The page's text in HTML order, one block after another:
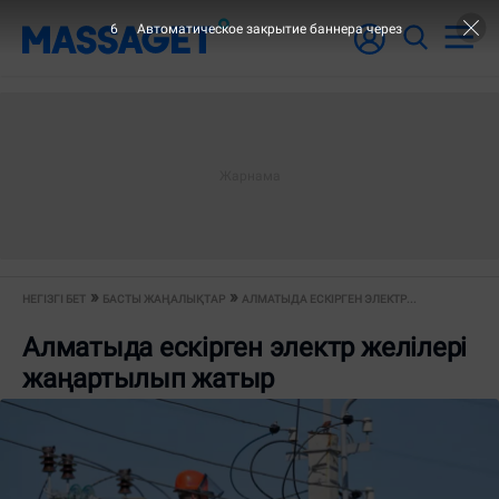
НЕГІЗГІ БЕТ БАСТЫ ЖАҢАЛЫҚТАР АЛМАТЫДА ЕСКІРГЕН ЭЛЕКТР...
Алматыда ескірген электр желілері
жаңартылып жатыр
6 Автоматическое закрытие баннера через